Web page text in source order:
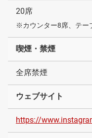
20席
※カウンター8席、テー
喫煙・禁煙
全席禁煙
ウェブサイト
https://